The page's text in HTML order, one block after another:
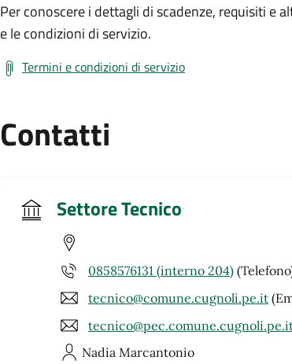
Per conoscere i dettagli di scadenze, requisiti e
e le condizioni di servizio.
Termini e condizioni di servizio
Contatti
Settore Tecnico
0858576131 (interno 204)
tecnico@comune.cugnoli.pe.it
Nadia Marcantonio